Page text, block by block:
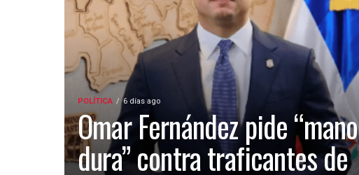
POLÍTICA 6 días ago
Omar Fernández pide “mano
dura” contra traficantes de